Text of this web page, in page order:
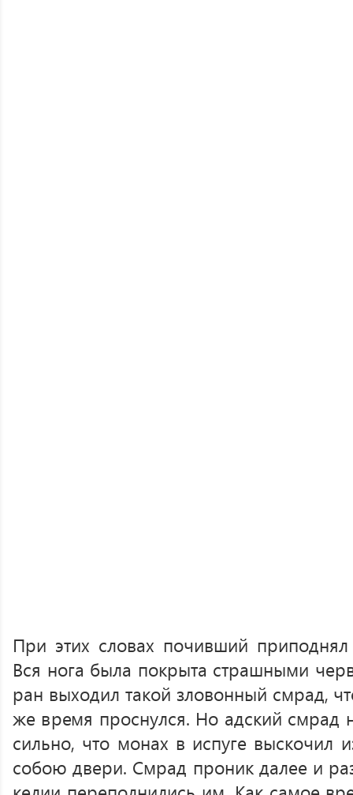
При этих словах почивший
Вся нога была покрыта страшными
ран выходил такой зловонный смрад,
же время проснулся. Но адский смрад
сильно, что монах в испуге выскочил
собою двери. Смрад проник далее и